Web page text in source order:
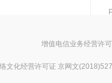
增值电信业务经营许
文化经营许可证 京网文